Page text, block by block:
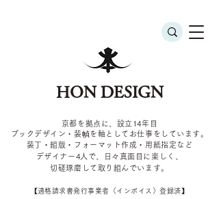
HON DESIGN
京都を拠点に、設立14年目
ブックデザイン・装幀を軸としてお仕事をしています。
装丁・組版・フォーマット作成・用紙指定など
デザイナー4 人で、日々真面目に楽しく、
切磋琢磨して取り組んでいます。
​【適格請求書発行事業者（インボイス）登録済】